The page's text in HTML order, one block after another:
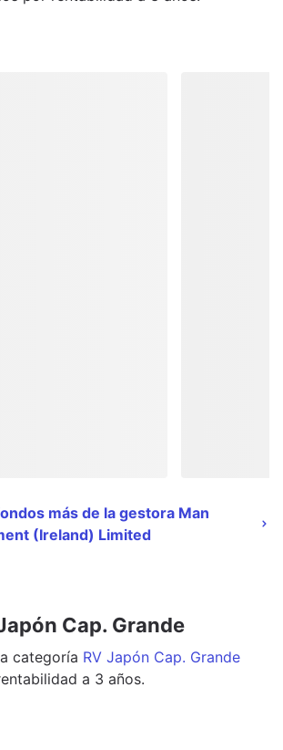
más de la gestora Man
(Ireland) Limited
Cap. Grande
categoría RV Japón Cap. Grande
a 3 años.